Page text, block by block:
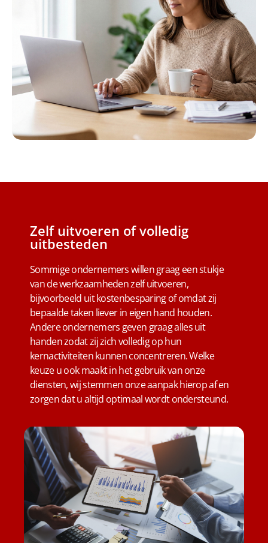
Zelf uitvoeren of volledig
uitbesteden
Sommige ondernemers willen graag een stukje
van de werkzaamheden zelf uitvoeren,
bijvoorbeeld uit kostenbesparing of omdat zij
bepaalde taken liever in eigen hand houden.
Andere ondernemers geven graag alles uit
handen zodat zij zich volledig op hun
kernactiviteiten kunnen concentreren. Welke
keuze u ook maakt in het gebruik van onze
diensten, wij stemmen onze aanpak hierop af en
zorgen dat u altijd optimaal wordt ondersteund.